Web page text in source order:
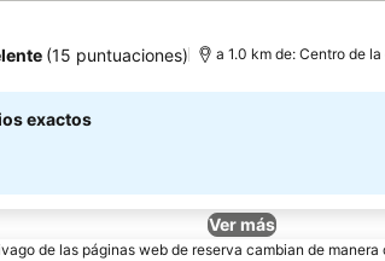
(15 puntuaciones) a 1.0 km de: Centro de
exactos
Ver más
de las páginas web de reserva cambian de